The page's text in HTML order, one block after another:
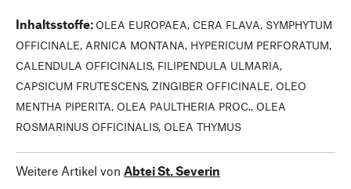
Inhaltsstoffe: OLEA EUROPAEA, CERA FLAVA, SYMPHYTUM
OFFICINALE, ARNICA MONTANA, HYPERICUM PERFORATUM,
CALENDULA OFFICINALIS, FILIPENDULA ULMARIA,
CAPSICUM FRUTESCENS, ZINGIBER OFFICINALE, OLEO
MENTHA PIPERITA, OLEA PAULTHERIA PROC., OLEA
ROSMARINUS OFFICINALIS, OLEA THYMUS
Weitere Artikel von Abtei St. Severin